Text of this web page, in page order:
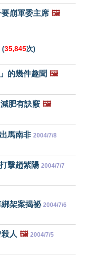
崩軍委主席 🖼️
(35,845次)
的幾件趣聞 🖼️
肥有訣竅 🖼️
馬南非 2004/7/8
擊趙紫陽 2004/7/7
架案揭祕 2004/7/6
人 🖼️ 2004/7/5